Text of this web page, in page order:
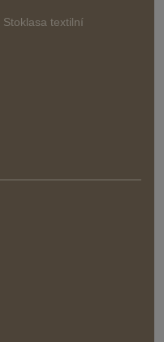
Stoklasa textilní